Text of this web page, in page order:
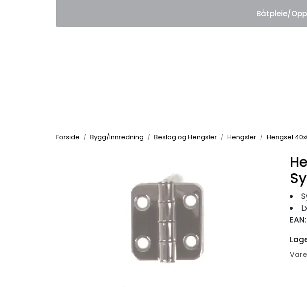
Båtpleie/
Forside Bygg/Innredning Beslag og Hengsler Hengsler Hengsel
EAN: